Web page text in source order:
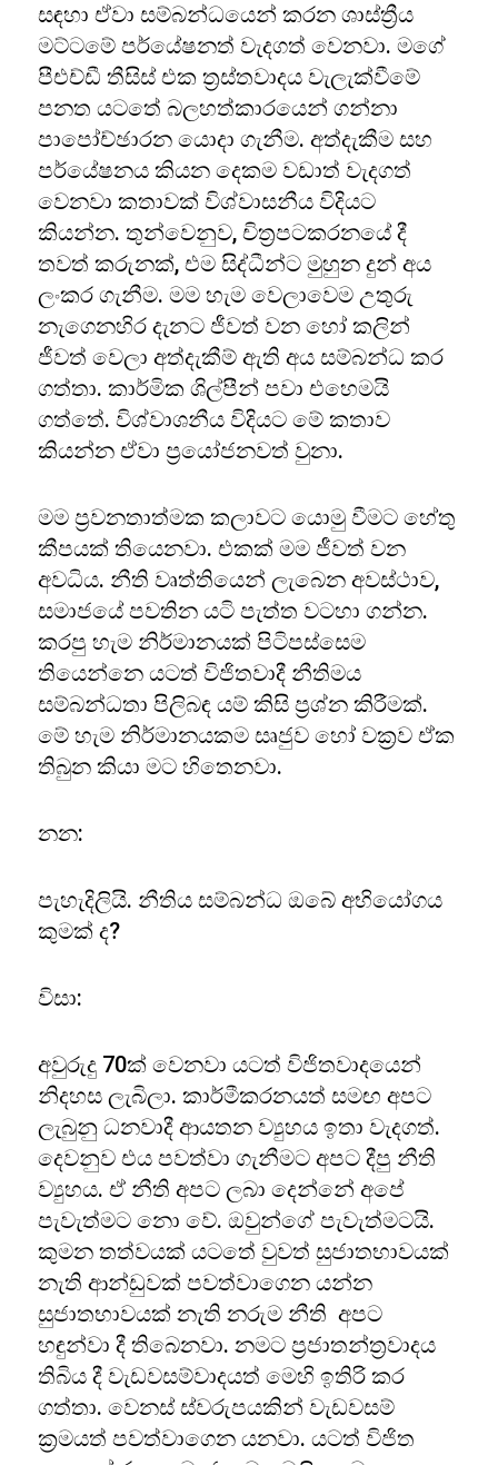
සඳහා ඒවා සම්බන්ධයෙන් කරන ශාස්ත්‍රීය
මට්ටමේ පර්යේෂනත් වැදගත් වෙනවා. මගේ
පීඑච්ඩී තීසිස් එක ත්‍රස්තවාදය වැලැක්වීමේ
පනත යටතේ බලහත්කාරයෙන් ගන්නා
පාපෝච්ඡාරන යොදා ගැනීම. අත්දැකීම සහ
පර්යේෂනය කියන දෙකම වඩාත් වැදගත්
වෙනවා කතාවක් විශ්වාසනීය විදියට
කියන්න. තුන්වෙනුව, චිත්‍රපටකරනයේ දී
තවත් කරුනක්, එම සිද්ධීන්ට මුහුන දුන් අය
ලංකර ගැනීම. මම හැම වෙලාවෙම උතුරු
නැගෙනහිර දැනට ජීවත් වන හෝ කලින්
ජීවත් වෙලා අත්දැකීම් ඇති අය සම්බන්ධ කර
ගත්තා. කාර්මික ශිල්පීන් පවා එහෙමයි
ගත්තේ. විශ්වාශනීය විදියට මේ කතාව
කියන්න ඒවා ප්‍රයෝජනවත් වුනා.
මම ප්‍රවනතාත්මක කලාවට යොමු වීමට හේතු
කීපයක් තියෙනවා. එකක් මම ජීවත් වන
අවධිය. නීති වෘත්තියෙන් ලැබෙන අවස්ථාව,
සමාජයේ පවතින යටි පැත්ත වටහා ගන්න.
කරපු හැම නිර්මානයක් පිටිපස්සෙම
තියෙන්නෙ යටත් විජිතවාදී නීතිමය
සම්බන්ධතා පිලිබඳ යම් කිසි ප්‍රශ්න කිරීමක්.
මේ හැම නිර්මානයකම සෘජුව හෝ වක්‍රව ඒක
තිබුන කියා මට හිතෙනවා.
නන:
පැහැදිලියි. නීතිය සම්බන්ධ ඔබේ අභියෝගය
කුමක් ද?
විසා:
අවුරුදු 70ක් වෙනවා යටත් විජිතවාදයෙන්
නිදහස ලැබිලා. කාර්මීකරනයත් සමඟ අපට
ලැබුනු ධනවාදී ආයතන ව්‍යුහය ඉතා වැදගත්.
දෙවනුව එය පවත්වා ගැනීමට අපට දීපු නීති
ව්‍යුහය. ඒ නීති අපට ලබා දෙන්නේ අපේ
පැවැත්මට නො වේ. ඔවුන්ගේ පැවැත්මටයි.
කුමන තත්වයක් යටතේ වුවත් සුජාතභාවයක්
නැති ආන්ඩුවක් පවත්වාගෙන යන්න
සුජාතභාවයක් නැති නරුම නීති අපට
හඳුන්වා දී තිබෙනවා. නමට ප්‍රජාතන්ත්‍රවාදය
තිබිය දී වැඩවසම්වාදයත් මෙහි ඉතිරි කර
ගත්තා. වෙනස් ස්වරුපයකින් වැඩවසම්
ක්‍රමයත් පවත්වාගෙන යනවා. යටත් විජිත